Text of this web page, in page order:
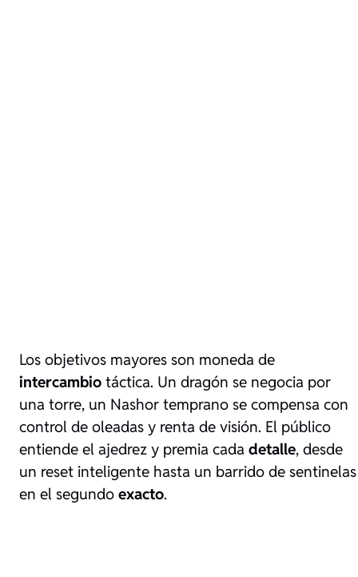
Los objetivos mayores son moneda de
intercambio táctica. Un dragón se negocia por
una torre, un Nashor temprano se compensa con
control de oleadas y renta de visión. El público
entiende el ajedrez y premia cada detalle, desde
un reset inteligente hasta un barrido de sentinelas
en el segundo exacto.